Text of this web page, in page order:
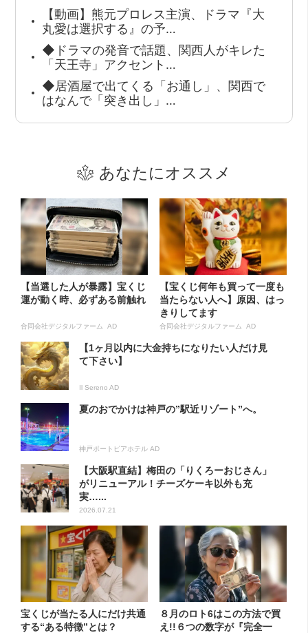
【動画】熊元プロレス主演、ドラマ『大
丸愛は選択する』の予…
◆ドラマの発音で話題、関西人がキレた
「天王寺」アクセント…
◆居酒屋で出てくる「お通し」、関西で
はなんで「突き出し」…
あなたにオススメ
【当選した人が暴露】宝くじ
運が動く時、必ずある前触れ
合同会社デジタルファーム AD
【宝くじ何年も買って一度も
当たらない人へ】原因、はっ
きりしてます
合同会社デジタルファーム AD
【1ヶ月以内に大金持ちになりたい人だけ見
て下さい】
Il Sereno AD
夏のおでかけは神戸の”駅近リゾート”へ。
神戸ポートピアホテル AD
【大阪駅直結】梅田の「りくろーおじさん」
がリニューアル！チーズケーキ以外も充
実…...
2026.07.21
宝くじが当たる人にだけ共通
する“ある特徴”とは？
８月のロト6はこの方法で買
え!!６つの数字が『完全一